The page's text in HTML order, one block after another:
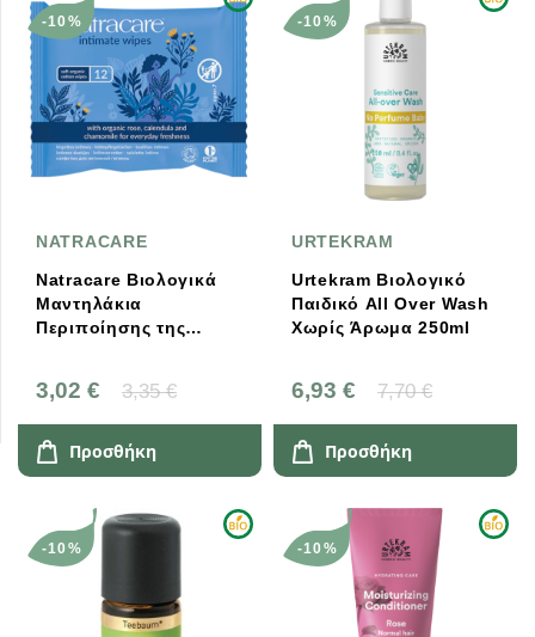
NATRACARE
Natracare Βιολογικά
Μαντηλάκια
Περιποίησης της
3,02 € 3,35 €
-10%
Προσθήκη
URTEKRAM
Urtekram Βιολογικό
Παιδικό All Over Wash
Χωρίς Άρωμα 250ml
6,93 € 7,70 €
-10%
Προσθήκη
-10% -10%